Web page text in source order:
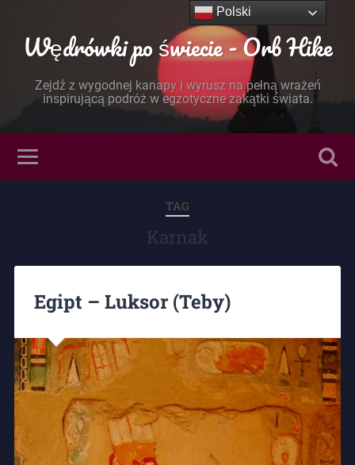
Wędrówki po świecie - Orb Hike
Zejdź z wygodnej kanapy i wyrusz na pełną wrażeń
inspirującą podróż w egzotyczne zakątki świata.
TAG
Karnak
Egipt – Luksor (Teby)
Polski